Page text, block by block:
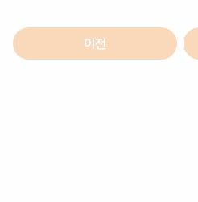
이전